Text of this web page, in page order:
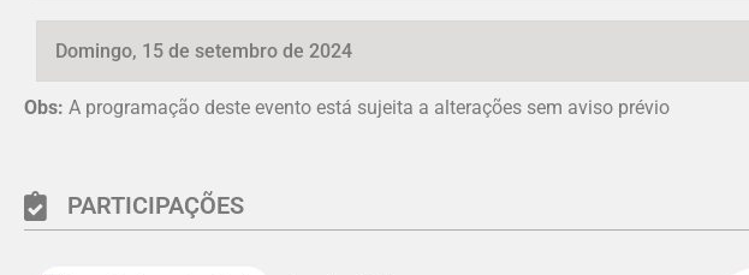
Domingo, 15 de setembro de 2024
Obs: A programação deste evento está sujeita a alterações sem aviso prévio
PARTICIPAÇÕES